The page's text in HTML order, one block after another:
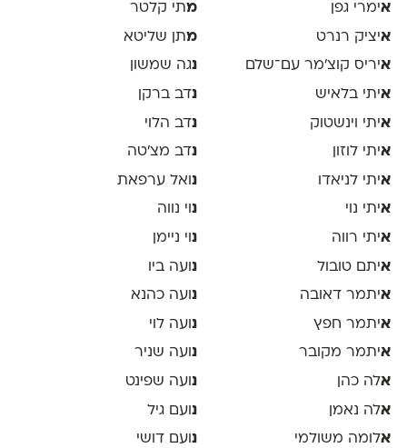
אימרי גפן
איציק רנרט
איריס קוצ׳מר עם־שלם
איתי בלאיש
איתי וינשטוק
איתי לוזון
איתי לניאדו
איתי נוי
איתי רווה
איתם טובול
איתמר דאובה
איתמר חפץ
איתמר מקובר
אלה כהן
אלה נאמן
אלומה משולמי
מתי קלטר
מתן שליטא
נגה שמשון
נדב ברקן
נדב הלוי
נדב מצ׳טה
נ ואל ערפאת
נוי נווה
נ וי ניימן
נועה ביו
נ ועה כהנא
נ ועה לוי
נועה שניר
נ ועה שפינט
נועם גיל
נ ועם דושי